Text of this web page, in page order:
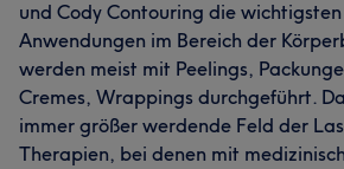
und Cody Contouring die
Anwendungen im Bereich der
werden meist mit Peelings,
Cremes, Wrappings durchgeführt.
immer größer werdende Feld der
Therapien, bei denen mit